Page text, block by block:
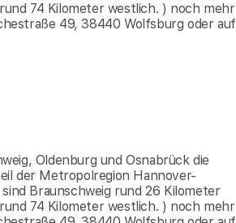
74 Kilometer westlich. ) noch mehr
49, 38440 Wolfsburg oder auf
Oldenburg und Osnabrück die
der Metropolregion Hannover-
Braunschweig rund 26 Kilometer
74 Kilometer westlich. ) noch mehr